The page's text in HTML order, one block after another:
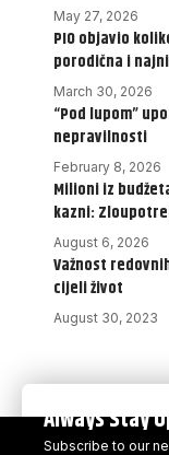
May 27, 2026
PIO objavio
porodična i
March 30, 2026
“Pod lupom”
nepravilnosti
February 8, 2026
Milioni iz
kazni:
August 6, 2026
Važnost
cijeli život
August 30, 2023
Always Stay
Subscribe to our